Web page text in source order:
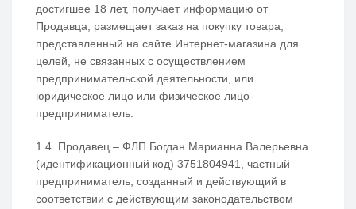
достигшее 18 лет, получает информацию от
Продавца, размещает заказ на покупку товара,
представленный на сайте Интернет-магазина для
целей, не связанных с осуществлением
предпринимательской деятельности, или
юридическое лицо или физическое лицо-
предприниматель.
1.4. Продавец – ФЛП Богдан Марианна Валерьевна
(идентификационный код) 3751804941, частный
предприниматель, созданный и действующий в
соответствии с действующим законодательством